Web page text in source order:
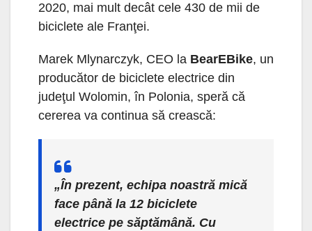
2020, mai mult decât cele 430 de mii de
biciclete ale Franţei.
Marek Mlynarczyk, CEO la BearEBike, un
producător de biciclete electrice din
judeţul Wolomin, în Polonia, speră că
cererea va continua să crească:
„În prezent, echipa noastră mică
face până la 12 biciclete
electrice pe săptămână. Cu